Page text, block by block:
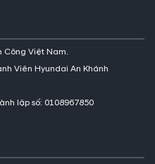
Công Việt Nam.
Viên Hyundai An Khánh
lập số: 0108967850